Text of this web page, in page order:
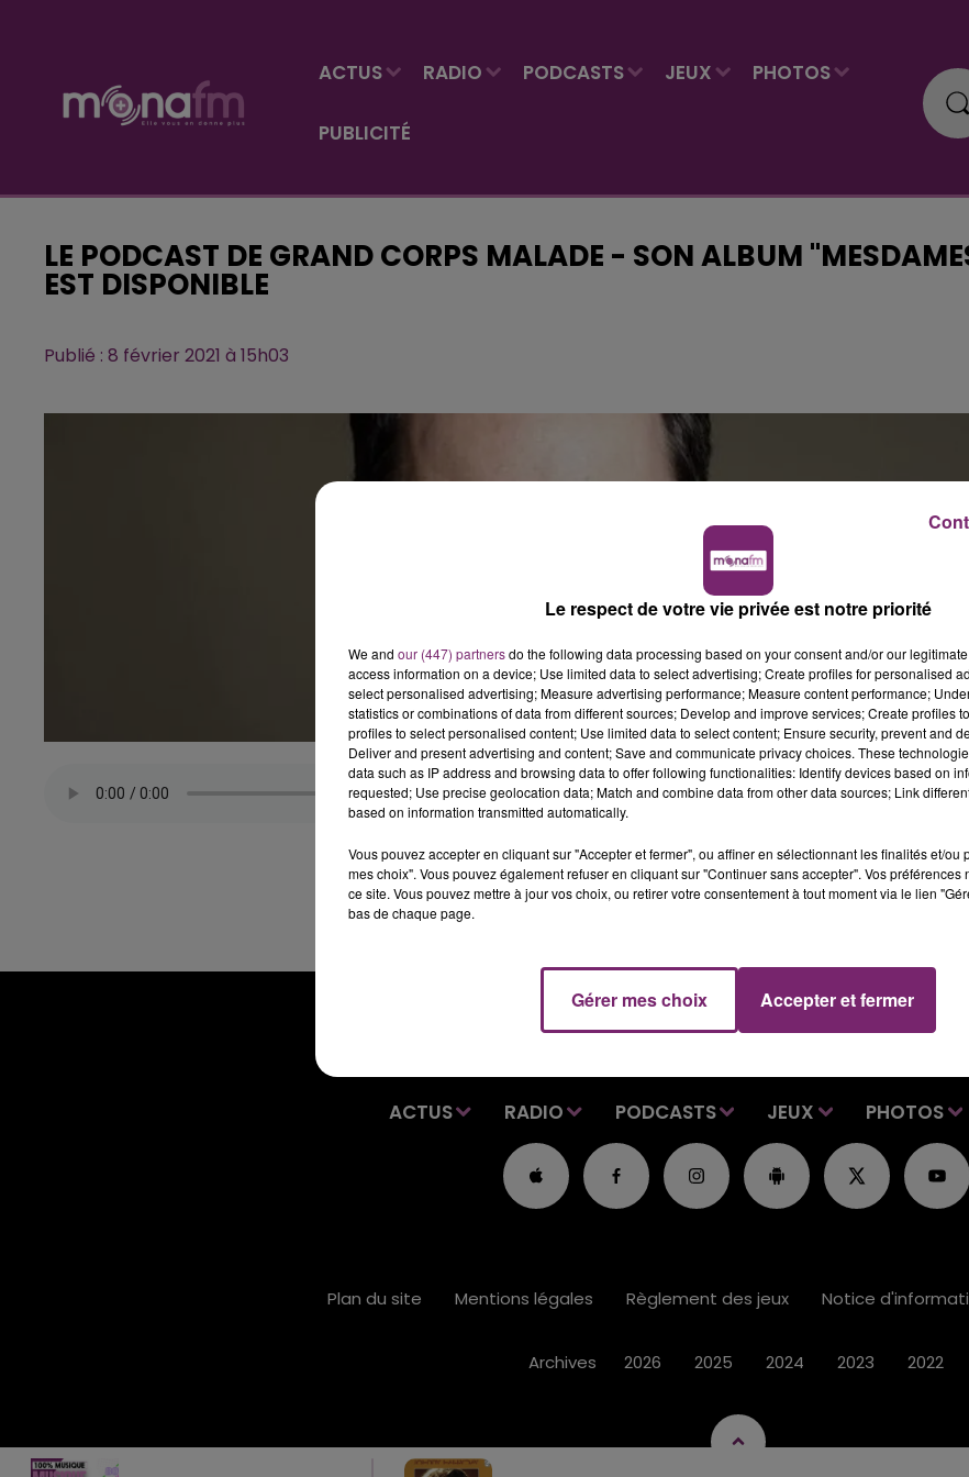
ACTUS RADIO PODCASTS JEUX PHOTOS
PUBLICITÉ
LE PODCAST DE GRAND CORPS MALADE - SON ALBUM
EST DISPONIBLE
Publié : 8 février 2021 à 15h03
ACTUS RADIO PODCASTS JEUX PHOTOS
Plan du site Mentions légales Règlement des jeux Notice
Archives 2026 2025 2024 2023 2022
Le respect de votre vie privée est notre priorité
We and our (447) partnersdo the following data processing based on your consent and/or our
access information on a device; Use limited data to select advertising; Create profiles for personalised
select personalised advertising; Measure advertising performance; Measure content performance;
statistics or combinations of data from different sources; Develop and improve services; Create profiles
profiles to select personalised content; Use limited data to select content; Ensure security, prevent and
Deliver and present advertising and content; Save and communicate privacy choices. These
data such as IP address and browsing data to offer following functionalities: Identify devices based on
requested; Use precise geolocation data; Match and combine data from other data sources; Link
based on information transmitted automatically.
Vous pouvez accepter en cliquant sur "Accepter et fermer", ou affiner en sélectionnant les finalités et/ou
mes choix". Vous pouvez également refuser en cliquant sur "Continuer sans accepter". Vos
ce site. Vous pouvez mettre à jour vos choix, ou retirer votre consentement à tout moment via le lien
bas de chaque page.
Gérer mes choix Accepter et fermer